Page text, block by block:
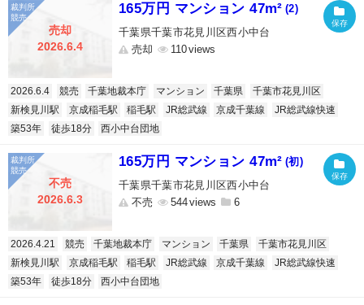
売却
2026.6.4
165万円 マンション 47m² (2)
千葉県千葉市花見川区西小中台
売却
110
2026.6.4 競売 千葉地裁本庁 マンション 千葉県
千葉市花見川区
新検見川駅
京成稲毛駅 稲毛駅 JR総武線 京成千葉線
JR総武線快速
築53年
徒歩18分 西小中台団地
不売
2026.6.3
165万円 マンション 47m² (初)
千葉県千葉市花見川区西小中台
不売
544 6
2026.4.21 競売 千葉地裁本庁 マンション 千葉県
千葉市花見川区
新検見川駅
京成稲毛駅 稲毛駅 JR総武線 京成千葉線
JR総武線快速
築53年
徒歩18分 西小中台団地